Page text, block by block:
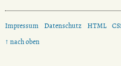
Impressum Datenschutz HTML
↑ nach oben